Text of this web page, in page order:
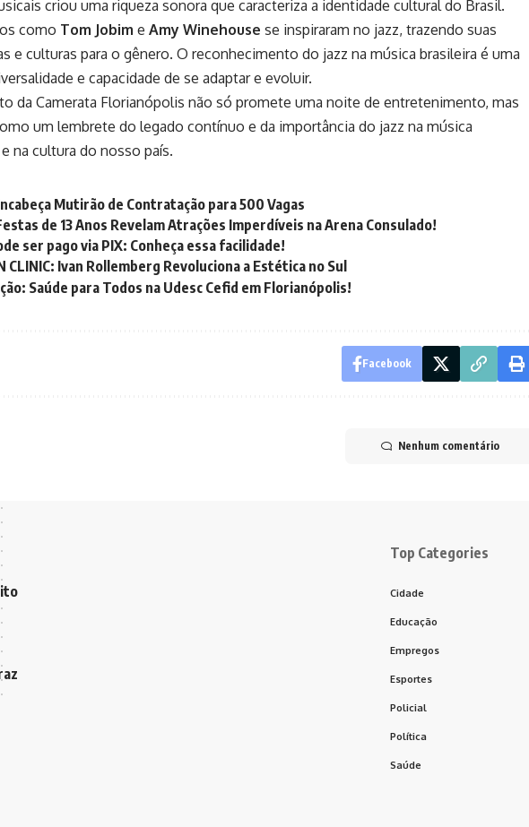
criou uma riqueza sonora que caracteriza a identidade cultural do Brasil.
como Tom Jobim e Amy Winehouse se inspiraram no jazz, trazendo suas
e culturas para o gênero. O reconhecimento do jazz na música brasileira é uma
e capacidade de se adaptar e evoluir.
da Camerata Florianópolis não só promete uma noite de entretenimento, mas
um lembrete do legado contínuo e da importância do jazz na música
na cultura do nosso país.
Mutirão de Contratação para 500 Vagas
de 13 Anos Revelam Atrações Imperdíveis na Arena Consulado!
ser pago via PIX: Conheça essa facilidade!
CLINIC: Ivan Rollemberg Revoluciona a Estética no Sul
Saúde para Todos na Udesc Cefid em Florianópolis!
Facebook
Nenhum comentário
Top Categories
Cidade
Educação
Empregos
Esportes
Policial
Política
Saúde